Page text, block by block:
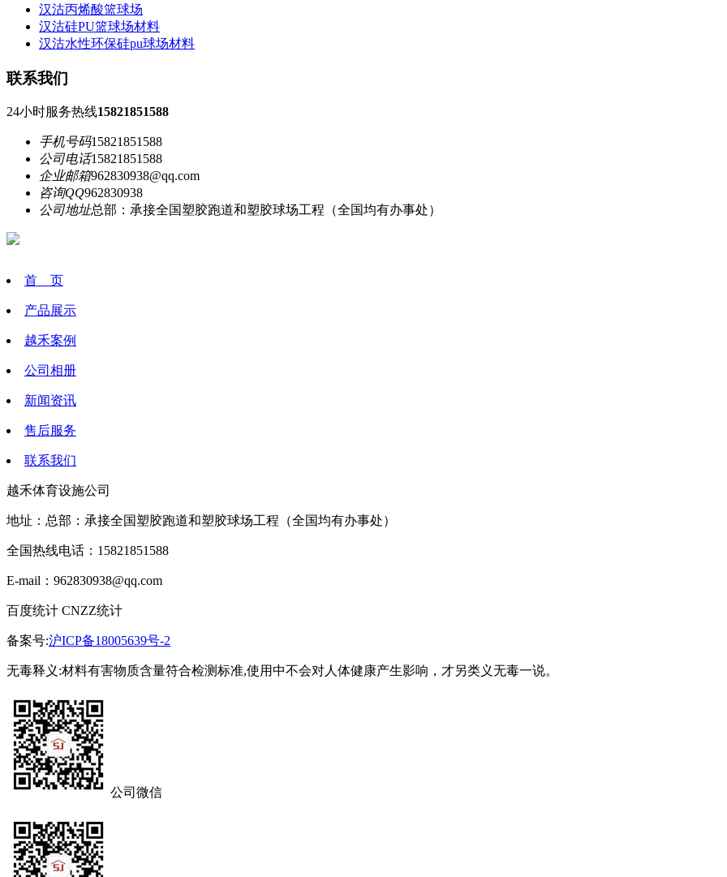
汉沽丙烯酸篮球场
汉沽硅PU篮球场材料
汉沽水性环保硅pu球场材料
联系我们
24小时服务热线15821851588
手机号码15821851588
公司电话15821851588
企业邮箱962830938@qq.com
咨询QQ962830938
公司地址总部：承接全国塑胶跑道和塑胶球场工程（全国均有办事处）
首 页
产品展示
越禾案例
公司相册
新闻资讯
售后服务
联系我们
越禾体育设施公司
地址：总部：承接全国塑胶跑道和塑胶球场工程（全国均有办事处）
全国热线电话：15821851588
E-mail：962830938@qq.com
百度统计 CNZZ统计
备案号:沪ICP备18005639号-2
无毒释义:材料有害物质含量符合检测标准,使用中不会对人体健康产生影响，才另类义无毒一说。
公司微信